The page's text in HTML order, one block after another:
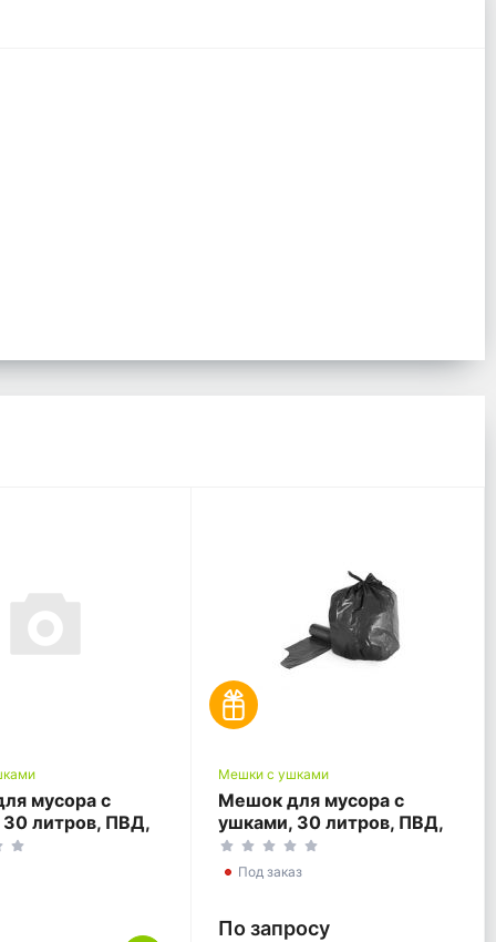
мусора с
литров, ПВД,
желтый, ГОСТ
Мешки с ушками
Мешок для мусора с
ушками, 30 литров, ПВД,
48*58+12, черный, ТУ
Под заказ
По запросу